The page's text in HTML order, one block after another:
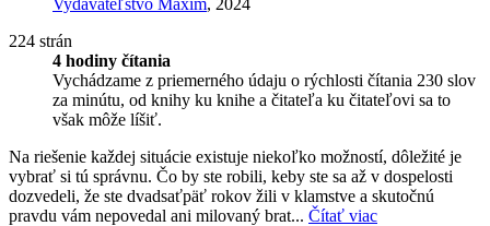
224 strán
4 hodiny čítania
Vychádzame z priemerného údaju o rýchlosti čítania 230 slov
za minútu, od knihy ku knihe a čitateľa ku čitateľovi sa to
však môže líšiť.
Na riešenie každej situácie existuje niekoľko možností, dôležité je
vybrať si tú správnu. Čo by ste robili, keby ste sa až v dospelosti
dozvedeli, že ste dvadsaťpäť rokov žili v klamstve a skutočnú
pravdu vám nepovedal ani milovaný brat... Čítať viac